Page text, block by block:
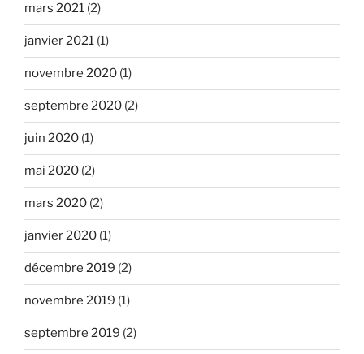
mars 2021 (2)
janvier 2021 (1)
novembre 2020 (1)
septembre 2020 (2)
juin 2020 (1)
mai 2020 (2)
mars 2020 (2)
janvier 2020 (1)
décembre 2019 (2)
novembre 2019 (1)
septembre 2019 (2)